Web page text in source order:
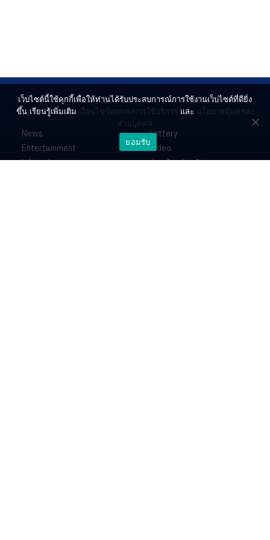
News
Entertainment
Lifestyle
Lottery
Video
ร่วมด้วยช่วยกัน
เว็บไซต์นี้ใช้คุกกี้เพื่อให้ท่านได้รับประสบการณ์การใช้งานเว็บไซต์ที่ดียิ่ง
ขึ้น เรียนรู้เพิ่มเติม เงื่อนไขข้อตกลงการใช้บริการ และ นโยบายคุ้มครอง
ส่วนบุคคล
ยอมรับ